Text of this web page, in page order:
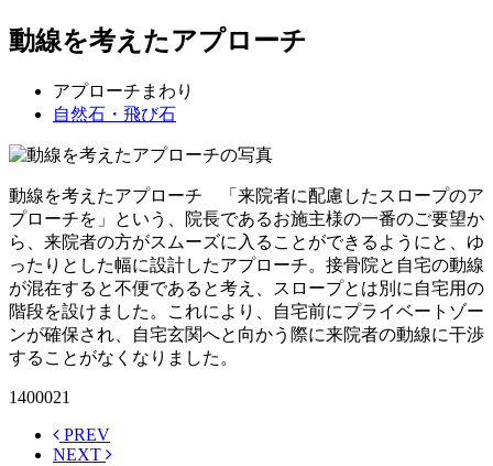
動線を考えたアプローチ
アプローチまわり
自然石・飛び石
動線を考えたアプローチ 「来院者に配慮したスロープのア
プローチを」という、院長であるお施主様の一番のご要望か
ら、来院者の方がスムーズに入ることができるようにと、ゆ
ったりとした幅に設計したアプローチ。接骨院と自宅の動線
が混在すると不便であると考え、スロープとは別に自宅用の
階段を設けました。これにより、自宅前にプライベートゾー
ンが確保され、自宅玄関へと向かう際に来院者の動線に干渉
することがなくなりました。
1400021
PREV
NEXT